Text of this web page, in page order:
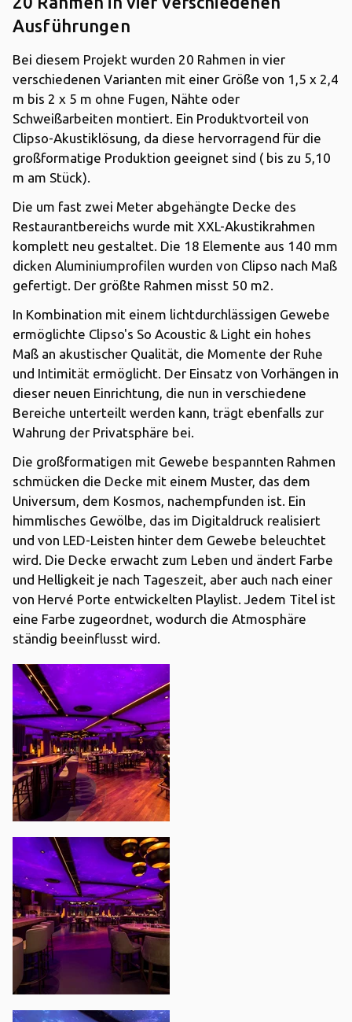
Ausführungen
Bei diesem Projekt wurden 20 Rahmen in vier
verschiedenen Varianten mit einer Größe von 1,5 x 2,4
m bis 2 x 5 m ohne Fugen, Nähte oder
Schweißarbeiten montiert. Ein Produktvorteil von
Clipso-Akustiklösung, da diese hervorragend für die
großformatige Produktion geeignet sind ( bis zu 5,10
m am Stück).
Die um fast zwei Meter abgehängte Decke des
Restaurantbereichs wurde mit XXL-Akustikrahmen
komplett neu gestaltet. Die 18 Elemente aus 140 mm
dicken Aluminiumprofilen wurden von Clipso nach Maß
gefertigt. Der größte Rahmen misst 50 m2.
In Kombination mit einem lichtdurchlässigen Gewebe
ermöglichte Clipso's So Acoustic & Light ein hohes
Maß an akustischer Qualität, die Momente der Ruhe
und Intimität ermöglicht. Der Einsatz von Vorhängen in
dieser neuen Einrichtung, die nun in verschiedene
Bereiche unterteilt werden kann, trägt ebenfalls zur
Wahrung der Privatsphäre bei.
Die großformatigen mit Gewebe bespannten Rahmen
schmücken die Decke mit einem Muster, das dem
Universum, dem Kosmos, nachempfunden ist. Ein
himmlisches Gewölbe, das im Digitaldruck realisiert
und von LED-Leisten hinter dem Gewebe beleuchtet
wird. Die Decke erwacht zum Leben und ändert Farbe
und Helligkeit je nach Tageszeit, aber auch nach einer
von Hervé Porte entwickelten Playlist. Jedem Titel ist
eine Farbe zugeordnet, wodurch die Atmosphäre
ständig beeinflusst wird.